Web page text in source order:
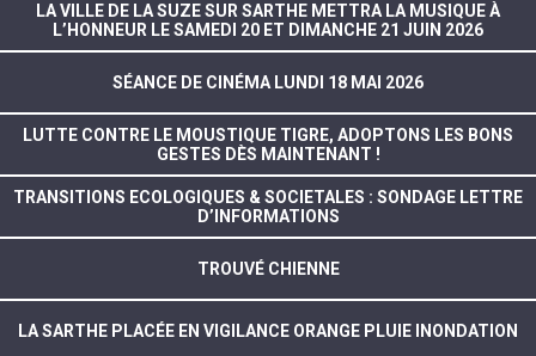
LA VILLE DE LA SUZE SUR SARTHE METTRA LA MUSIQUE À
L’HONNEUR LE SAMEDI 20 ET DIMANCHE 21 JUIN 2026
SÉANCE DE CINÉMA LUNDI 18 MAI 2026
LUTTE CONTRE LE MOUSTIQUE TIGRE, ADOPTONS LES BONS
GESTES DÈS MAINTENANT !
TRANSITIONS ECOLOGIQUES & SOCIETALES : SONDAGE LETTRE
D’INFORMATIONS
TROUVÉ CHIENNE
LA SARTHE PLACÉE EN VIGILANCE ORANGE PLUIE INONDATION